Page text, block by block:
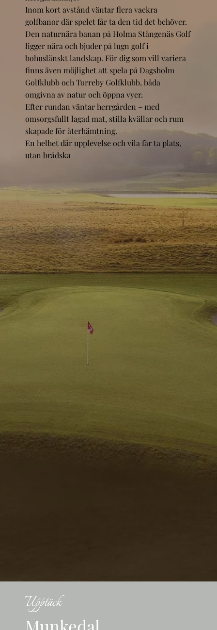
Inom kort avstånd väntar flera vackra
golfbanor där spelet får ta den tid det behöver.
Den naturnära banan på Holma Stångenäs Golf
ligger nära och bjuder på lugn golf i
bohuslänskt landskap. För dig som vill variera
finns även möjlighet att spela på Dagsholm
Golfklubb och Torreby Golfklubb, båda
omgivna av natur och öppna vyer.
Efter rundan väntar herrgården – med
omsorgsfullt lagad mat, stilla kvällar och rum
skapade för återhämtning.
En helhet där upplevelse och vila får ta plats,
utan brådska
Upptäck